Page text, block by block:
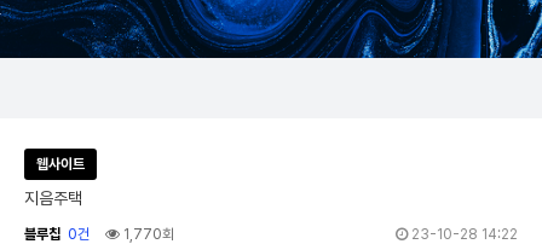
웹사이트
지음주택
블루칩 0건 1,770회 23-10-28 14:22